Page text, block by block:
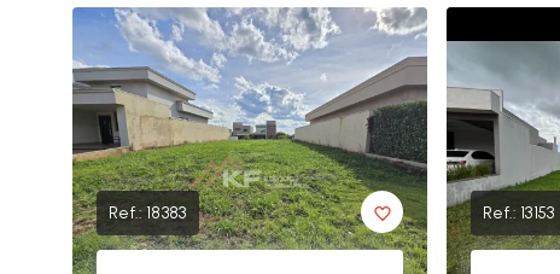
Ref.: 18383 Ref.: 13153